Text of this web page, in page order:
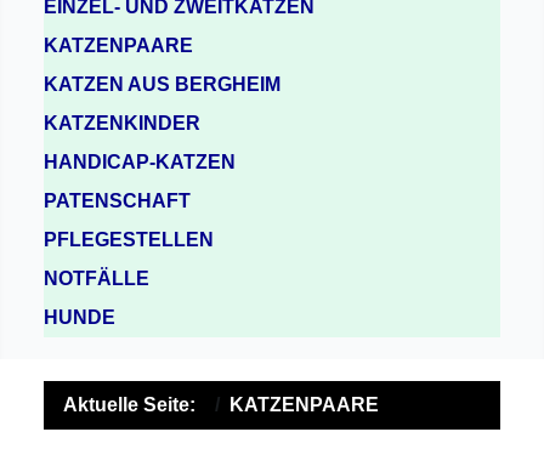
EINZEL- UND ZWEITKATZEN
KATZENPAARE
KATZEN AUS BERGHEIM
KATZENKINDER
HANDICAP-KATZEN
PATENSCHAFT
PFLEGESTELLEN
NOTFÄLLE
HUNDE
Aktuelle Seite: KATZENPAARE